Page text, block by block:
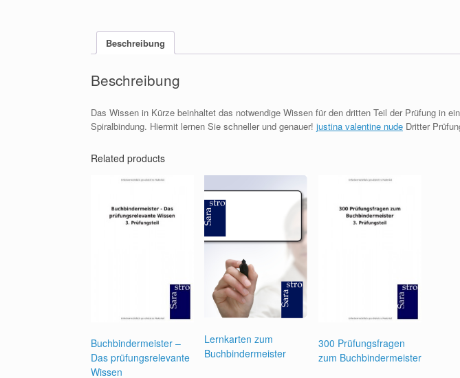
Beschreibung
Beschreibung
Das Wissen in Kürze beinhaltet das notwendige Wissen für den dritten Teil der Prüfung in
Spiralbindung. Hiermit lernen Sie schneller und genauer! justina valentine nude Dritter
Related products
Buchbindermeister –
Das prüfungsrelevante
Wissen
Lernkarten zum
Buchbindermeister
300 Prüfungsfragen
zum Buchbindermeister